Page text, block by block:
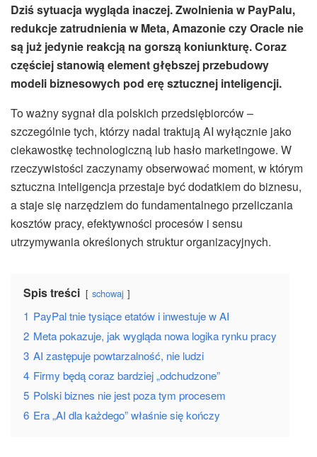
Dziś sytuacja wygląda inaczej. Zwolnienia w PayPalu,
redukcje zatrudnienia w Meta, Amazonie czy Oracle nie
są już jedynie reakcją na gorszą koniunkturę. Coraz
częściej stanowią element głębszej przebudowy
modeli biznesowych pod erę sztucznej inteligencji.
To ważny sygnał dla polskich przedsiębiorców –
szczególnie tych, którzy nadal traktują AI wyłącznie jako
ciekawostkę technologiczną lub hasło marketingowe. W
rzeczywistości zaczynamy obserwować moment, w którym
sztuczna inteligencja przestaje być dodatkiem do biznesu,
a staje się narzędziem do fundamentalnego przeliczania
kosztów pracy, efektywności procesów i sensu
utrzymywania określonych struktur organizacyjnych.
Spis treści schowaj
1 PayPal tnie tysiące etatów i inwestuje w AI
2 Meta pokazuje, jak wygląda nowa logika rynku pracy
3 AI zastępuje powtarzalność, nie ludzi
4 Firmy będą coraz bardziej „odchudzone”
5 Polski biznes nie jest poza tym procesem
6 Era „AI dla każdego” właśnie się kończy